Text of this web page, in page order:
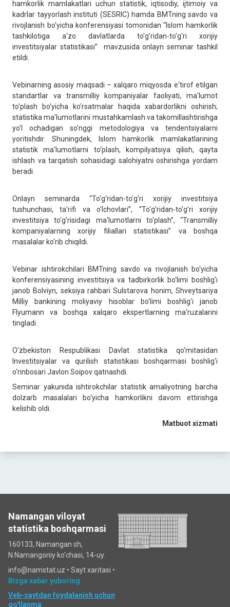
hamkorlik mamlakatlari uchun statistik, iqtisodiy, ijtimoiy va
kadrlar tayyorlash instituti (SESRIC) hamda BMTning savdo va
rivojlanish bo'yicha konferensiyasi tomonidan “Islom hamkorlik
tashkilotiga a‘zo davlatlarda to'g'ridan-to'g'ri xorijiy
investitsiyalar statistikasi” mavzusida onlayn seminar tashkil
etildi.
Vebinarning asosiy maqsadi – xalqaro miqyosda e'tirof etilgan
standartlar va transmilliy kompaniyalar faoliyati, ma'lumot
to'plash bo'yicha ko'rsatmalar haqida xabardorlikni oshirish;
statistika ma'lumotlarini mustahkamlash va takomillashtirishga
yo'l ochadigan so'nggi metodologiya va tendentsiyalarni
yoritishdir. Shuningdek, Islom hamkorlik mamlakatlarining
statistik ma'lumotlarni to'plash, kompilyatsiya qilish, qayta
ishlash va tarqatish sohasidagi salohiyatni oshirishga yordam
beradi.
Onlayn seminarda “To'g'ridan-to'g'ri xorijiy investitsiya
tushunchasi, ta'rifi va o'lchovlari”, “To'g'ridan-to'g'ri xorijiy
investitsiya to'g'risidagi ma'lumotlarni to'plash”, “Transmilliy
kompaniyalarning xorijiy filiallari statistikasi” va boshqa
masalalar ko‘rib chiqildi.
Vebinar ishtirokchilari BMTning savdo va rivojlanish bo'yicha
konferensiyasining investitsiya va tadbirkorlik bo'limi boshlig'i
janob Bolviyn, seksiya rahbari Sulstarova honim, Shveytsariya
Milliy bankining moliyaviy hisoblar bo'limi boshlig'i janob
Flyumann va boshqa xalqaro ekspertlarning ma'ruzalarini
tingladi.
O‘zbekiston Respublikasi Davlat statistika qo‘mitasidan
Investitsiyalar va qurilish statistikasi boshqarmasi boshlig'i
o‘rinbosari Javlon Soipov qatnashdi.
Seminar yakunida ishtirokchilar statistik amaliyotning barcha
dolzarb masalalari bo‘yicha hamkorlikni davom ettirishga
kelishib oldi.
Matbuot xizmati
Namangan viloyat
statistika boshqarmasi
160133, Namangan sh,
N.Namangoniy ko'chasi, 14-uy.
info@namstat.uz • Sayt xaritasi •
Bizga xabar yuboring
Veb-saytdan foydalanish uchun
qo'llanma